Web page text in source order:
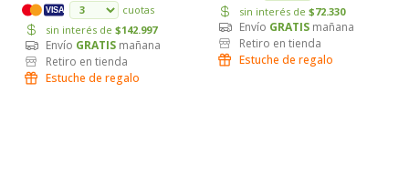
VISA
cuotas
sin interés de $142.997
Envío GRATIS mañana
Retiro en tienda
Estuche de regalo
sin interés de $72.330
Envío GRATIS mañana
Retiro en tienda
Estuche de regalo